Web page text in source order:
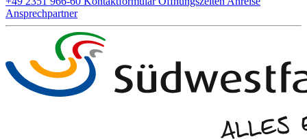
Ansprechpartner